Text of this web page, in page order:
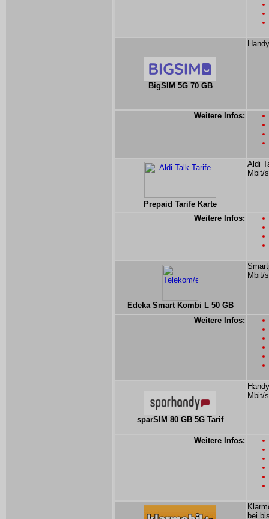
BigSIM 5G 70 GB
Weitere Infos:
Prepaid Tarife Karte
Aldi
Mbit/s
Weitere Infos:
Edeka Smart Kombi L 50 GB
Mbit/s
Weitere Infos:
sparSIM 80 GB 5G Tarif
Mbit/s
Weitere Infos:
bei